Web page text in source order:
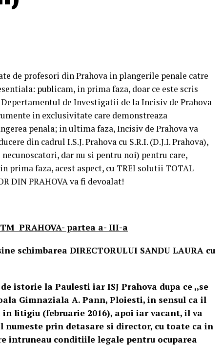
de profesori din Prahova in plangerile penale catre
publicam, in prima faza, doar ce este scris
de Investigatii de la Incisiv de Prahova
in exclusivitate care demonstreaza
penala; in ultima faza, Incisiv de Prahova va
din cadrul I.S.J. Prahova cu S.R.I. (D.J.I. Prahova),
dar nu si pentru noi) pentru care,
prima faza, acest aspect, cu TREI solutii TOTAL
DIN PRAHOVA va fi devoalat!
PRAHOVA- partea a- III-a
schimbarea DIRECTORULUI SANDU LAURA cu
ANTONIO.
istorie la Paulesti iar ISJ Prahova dupa ce ,,se
Gimnaziala A. Pann, Ploiesti, in sensul ca il
in litigiu (februarie 2016), apoi iar vacant, il va
prin detasare si director, cu toate ca in
intruneau conditiile legale pentru ocuparea